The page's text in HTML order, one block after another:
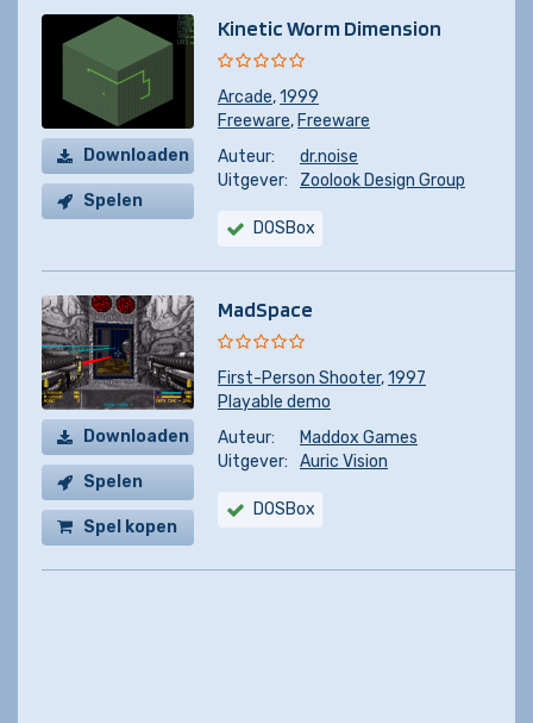
Downloaden
Spelen
Kinetic Worm Dimension
Arcade,1999
Freeware, Freeware
Auteur:
dr.noise
Uitgever:
Zoolook Design Group
DOSBox
Downloaden
Spelen
Spel kopen
MadSpace
First-Person Shooter,1997
Playable demo
Auteur:
Maddox Games
Uitgever:
Auric Vision
DOSBox